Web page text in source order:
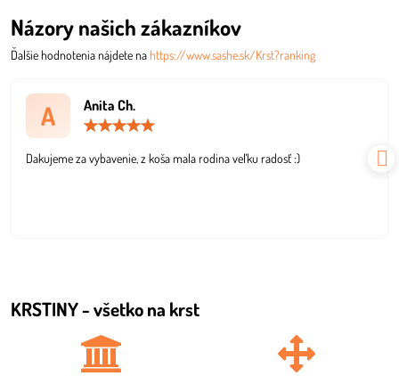
Názory našich zákazníkov
Ďalšie hodnotenia nájdete nahttps://www.sashe.sk/Krst?ranking
A Anita Ch.
5
Dakujeme za vybavenie, z koša mala rodina veľku radosť :)
KRSTINY - všetko na krst